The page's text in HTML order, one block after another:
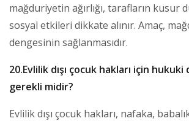
mağduriyetin ağırlığı, tarafların kusur
sosyal etkileri dikkate alınır. Amaç,
dengesinin sağlanmasıdır.
20.Evlilik dışı çocuk hakları için
gerekli midir?
Evlilik dışı çocuk hakları, nafaka,